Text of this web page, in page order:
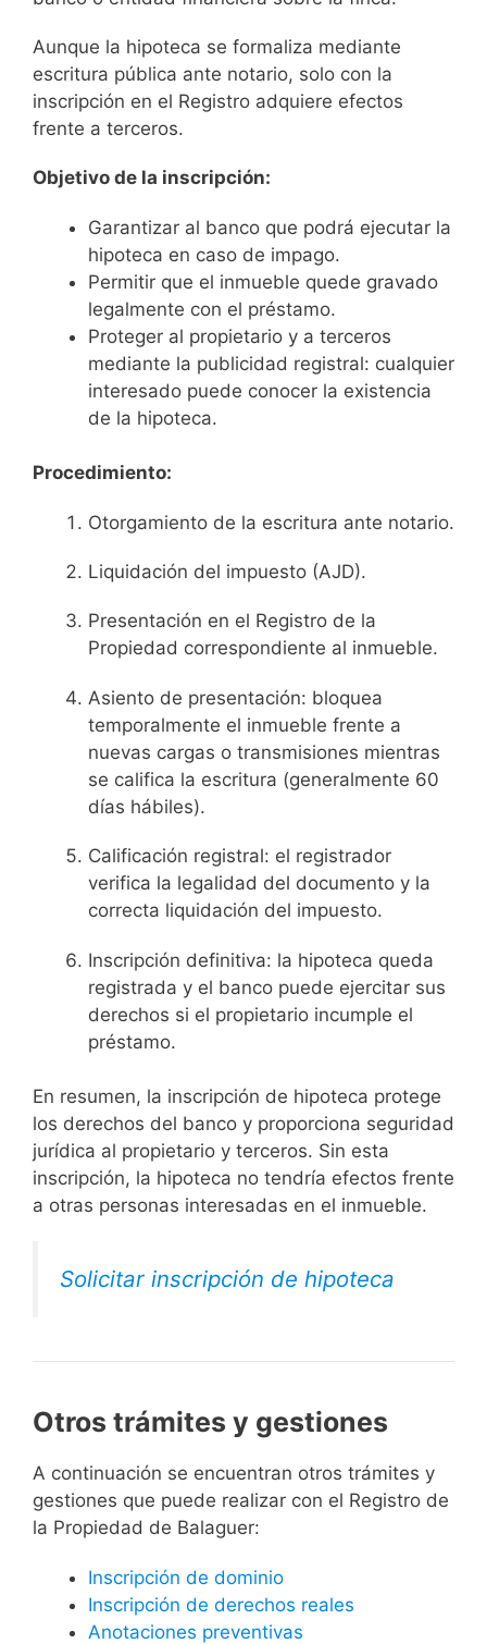
Aunque la hipoteca se formaliza mediante
escritura pública ante notario, solo con la
inscripción en el Registro adquiere efectos
frente a terceros.
Objetivo de la inscripción:
Garantizar al banco que podrá ejecutar la
hipoteca en caso de impago.
Permitir que el inmueble quede gravado
legalmente con el préstamo.
Proteger al propietario y a terceros
mediante la publicidad registral: cualquier
interesado puede conocer la existencia
de la hipoteca.
Procedimiento:
Otorgamiento de la escritura ante notario.
Liquidación del impuesto (AJD).
Presentación en el Registro de la
Propiedad correspondiente al inmueble.
Asiento de presentación: bloquea
temporalmente el inmueble frente a
nuevas cargas o transmisiones mientras
se califica la escritura (generalmente 60
días hábiles).
Calificación registral: el registrador
verifica la legalidad del documento y la
correcta liquidación del impuesto.
Inscripción definitiva: la hipoteca queda
registrada y el banco puede ejercitar sus
derechos si el propietario incumple el
préstamo.
En resumen, la inscripción de hipoteca protege
los derechos del banco y proporciona seguridad
jurídica al propietario y terceros. Sin esta
inscripción, la hipoteca no tendría efectos frente
a otras personas interesadas en el inmueble.
Solicitar inscripción de hipoteca
Otros trámites y gestiones
A continuación se encuentran otros trámites y
gestiones que puede realizar con el Registro de
la Propiedad de Balaguer:
Inscripción de dominio
Inscripción de derechos reales
Anotaciones preventivas